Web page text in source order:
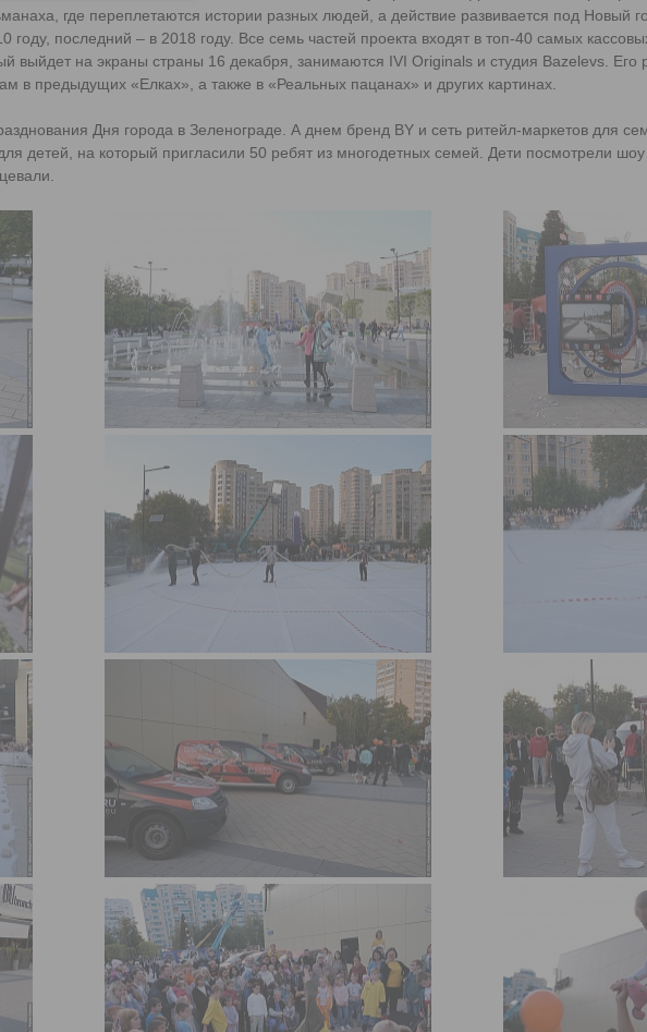
где переплетаются истории разных людей, а действие развивается под Новый
последний – в 2018 году. Все семь частей проекта входят в топ-40 самых
выйдет на экраны страны 16 декабря, занимаются IVI Originals и студия Bazelevs. Его
в предыдущих «Елках», а также в «Реальных пацанах» и других картинах.
Дня города в Зеленограде. А днем бренд BY и сеть ритейл-маркетов для
детей, на который пригласили 50 ребят из многодетных семей. Дети посмотрели